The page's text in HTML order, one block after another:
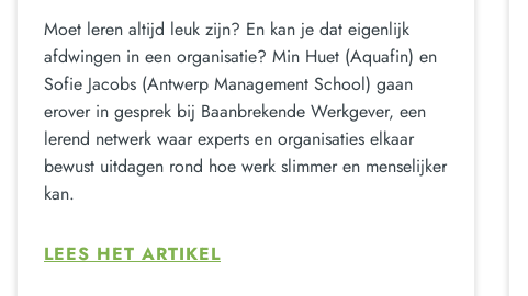
Moet leren altijd leuk zijn? En kan je dat eigenlijk
afdwingen in een organisatie? Min Huet (Aquafin) en
Sofie Jacobs (Antwerp Management School) gaan
erover in gesprek bij Baanbrekende Werkgever, een
lerend netwerk waar experts en organisaties elkaar
bewust uitdagen rond hoe werk slimmer en menselijker
kan.
LEES HET ARTIKEL